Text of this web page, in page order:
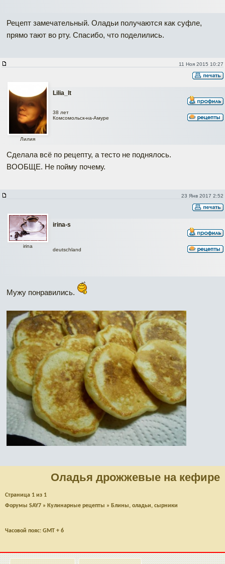
Рецепт замечательный. Оладьи получаются как суфле,
прямо тают во рту. Спасибо, что поделились.
11 Ноя 2015 10:27
Lilia_lt
Лилия
38 лет
Комсомольск-на-Амуре
Сделала всё по рецепту, а тесто не поднялось.
ВООБЩЕ. Не пойму почему.
23 Янв 2017 2:52
irina-s
irina
deutschland
Мужу понравились.
Оладья дрожжевые на кефире
Страница 1 из 1
Форумы SAY7 » Кулинарные рецепты » Блины, оладьи, сырники
Часовой пояс: GMT + 6